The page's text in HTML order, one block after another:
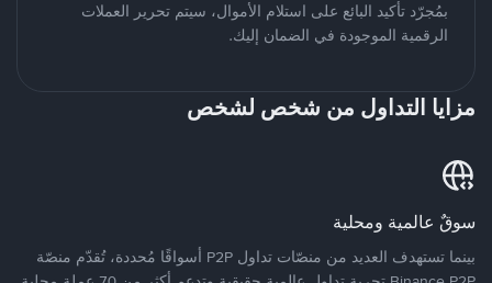
بمُجرّد تأكيد البائع على استلام الأموال، سيتم تحرير العملات
الرقمية الموجودة في الضمان إليك.
مزايا التداول من شخص لشخص
سوقٌ عالمية ومحلية
بينما تستهدف العديد من منصّات تداول P2P أسواقًا مُحددة، تُقدّم منصّة